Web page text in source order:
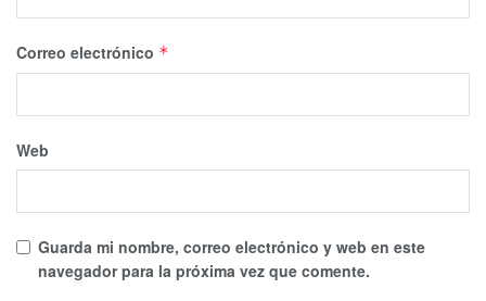
Correo electrónico *
Web
Guarda mi nombre, correo electrónico y web en este
navegador para la próxima vez que comente.